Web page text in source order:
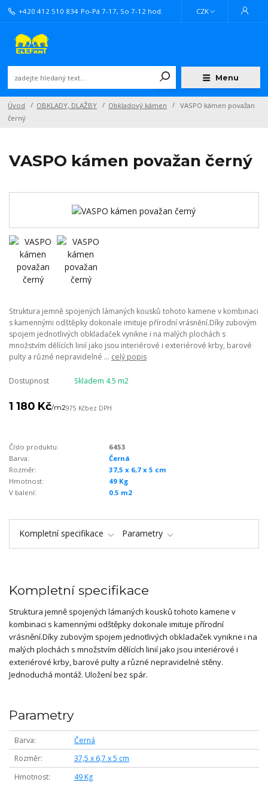
Menu
CZK
+420 412 510 834 Po-Pá 7-17, So 7-12 hod.
Úvod OBKLADY, DLAŽBY Obkladový kámen
VASPO kámen považan
černý
VASPO kámen považan černý
Struktura jemně spojených lámaných kousků tohoto kamene v kombinaci
s kamennými odštěpky dokonale imituje přírodní vrásnění.Díky zubovým
spojem jednotlivých obkladaček vynikne i na malých plochách s
množstvím dělících linií jako jsou interiérové i exteriérové krby, barové
pulty a různé nepravidelné ... celý popis
Dostupnost Skladem 4.5 m2
1 180 Kč/m2975 Kčbez DPH
Číslo produktu:
6453
Barva:
Černá
Rozměr:
37,5 x 6,7 x 5 cm
Hmotnost:
49 Kg
V balení:
0.5 m2
Kompletní specifikace Parametry
Kompletní specifikace
Struktura jemně spojených lámaných kousků tohoto kamene v
kombinaci s kamennými odštěpky dokonale imituje přírodní
vrásnění.Díky zubovým spojem jednotlivých obkladaček vynikne i na
malých plochách s množstvím dělících linií jako jsou interiérové i
exteriérové krby, barové pulty a různé nepravidelné stěny.
Jednoduchá montáž. Uložení bez spár.
Parametry
Barva
Černá
Rozměr
37,5 x 6,7 x 5 cm
Hmotnost
49 Kg